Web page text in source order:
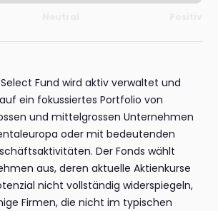
Fund wird aktiv verwaltet und
ein fokussiertes Portfolio von
und mittelgrossen Unternehmen
oder mit bedeutenden
Der Fonds wählt
aus, deren aktuelle Aktienkurse
nicht vollständig widerspiegeln,
Firmen, die nicht im typischen